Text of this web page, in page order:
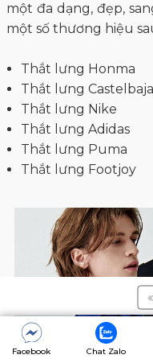
một đa dạng, đẹp,
một số thương hiệu
Thắt lưng Honma
Thắt lưng
Thắt lưng Nike
Thắt lưng Adidas
Thắt lưng Puma
Thắt lưng Footjoy
Facebook Chat Zalo